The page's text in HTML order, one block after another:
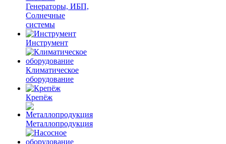
Генераторы, ИБП,
Солнечные
системы
Инструмент
Климатическое
оборудование
Крепёж
Металлопродукция